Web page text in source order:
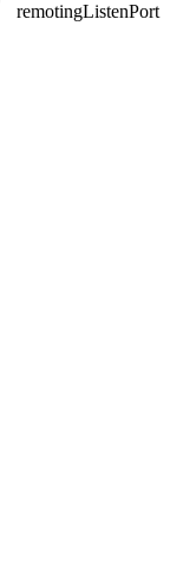
remotingListenPort